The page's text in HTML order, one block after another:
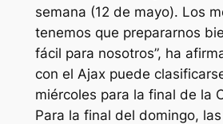
semana (12 de mayo). Los
tenemos que prepararnos
fácil para nosotros”, ha
con el Ajax puede
miércoles para la final de la
Para la final del domingo,